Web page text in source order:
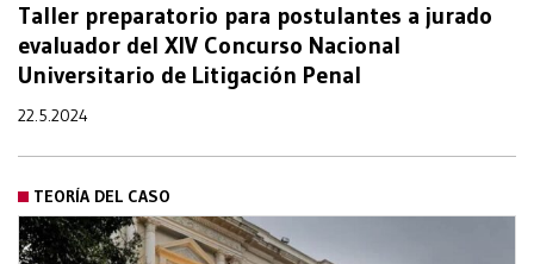
Taller preparatorio para postulantes a jurado
evaluador del XIV Concurso Nacional
Universitario de Litigación Penal
22.5.2024
TEORÍA DEL CASO